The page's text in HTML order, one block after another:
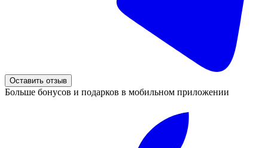
Оставить отзыв
Больше бонусов и подарков в мобильном приложении